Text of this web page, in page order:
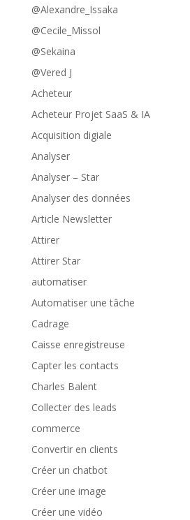
@Alexandre_Issaka
@Cecile_Missol
@Sekaina
@Vered J
Acheteur
Acheteur Projet SaaS & IA
Acquisition digiale
Analyser
Analyser – Star
Analyser des données
Article Newsletter
Attirer
Attirer Star
automatiser
Automatiser une tâche
Cadrage
Caisse enregistreuse
Capter les contacts
Charles Balent
Collecter des leads
commerce
Convertir en clients
Créer un chatbot
Créer une image
Créer une vidéo